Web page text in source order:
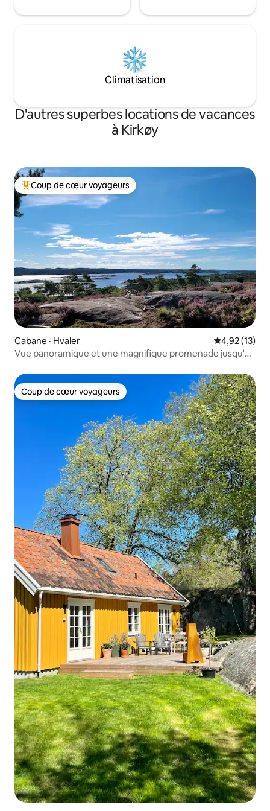
Climatisation
D'autres superbes locations de vacances
à Kirkøy
Coup de cœur voyageurs parmi les plus aimés
Coup de cœur voyageurs
Cabane · Hvaler Note
4,92 (13)
Vue panoramique et une magnifique promenade jusqu'à
Coup de cœur voyageurs
Coup de cœur voyageurs